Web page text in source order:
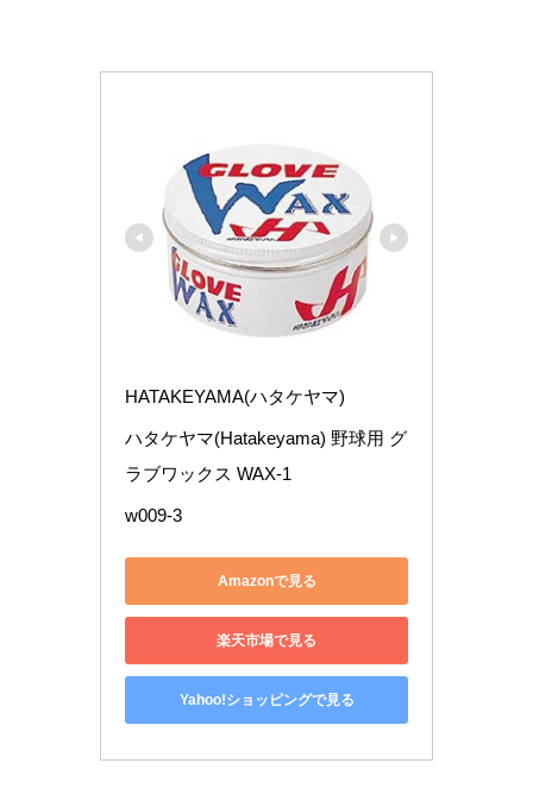
HATAKEYAMA(ハタケヤマ)
ハタケヤマ(Hatakeyama) 野球用 グ
ラブワックス WAX-1
w009-3
Amazonで見る
楽天市場で見る
Yahoo!ショッピングで見る